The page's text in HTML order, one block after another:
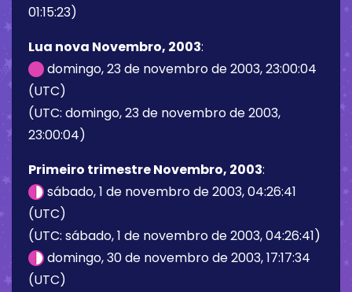
01:15:23)
Lua nova Novembro, 2003:
domingo, 23 de novembro de 2003, 23:00:04
(UTC)
(UTC: domingo, 23 de novembro de 2003,
23:00:04)
Primeiro trimestre Novembro, 2003:
sábado, 1 de novembro de 2003, 04:26:41
(UTC)
(UTC: sábado, 1 de novembro de 2003, 04:26:41)
domingo, 30 de novembro de 2003, 17:17:34
(UTC)